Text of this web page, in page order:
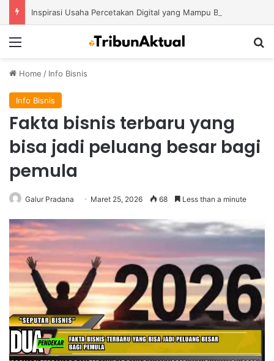
Home / Info Bisnis
Info Bisnis
Fakta bisnis terbaru yang
bisa jadi peluang besar bagi
pemula
Galur Pradana Maret 25, 2026 68 Less than a minute